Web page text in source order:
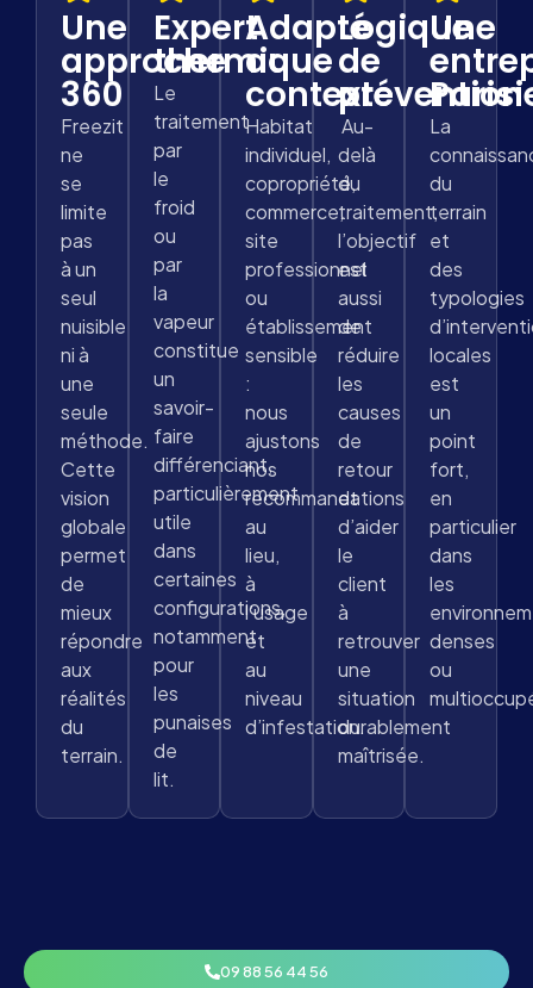
Une
approche
360
Freezit
ne
se
limite
pas
à un
seul
nuisible
ni à
une
seule
méthode.
Cette
vision
globale
permet
de
mieux
répondre
aux
réalités
du
terrain.
Expert
thermique
Le
traitement
par
le
froid
ou
par
la
vapeur
constitue
un
savoir-
faire
différenciant,
particulièrement
utile
dans
certaines
configurations,
notamment
pour
les
punaises
de
lit.
Adapté
au
contexte
Habitat
individuel,
copropriété,
commerce,
site
professionnel
ou
établissement
sensible
:
nous
ajustons
nos
recommandations
au
lieu,
à
l’usage
et
au
niveau
d’infestation.
Logique
de
prévention
Au-
delà
du
traitement,
l’objectif
est
aussi
de
réduire
les
causes
de
retour
et
d’aider
le
client
à
retrouver
une
situation
durablement
maîtrisée.
Une
La
du
terrain
et
des
typologies
locales
est
un
point
fort,
en
particulier
dans
les
denses
ou
09 88 56 44 56